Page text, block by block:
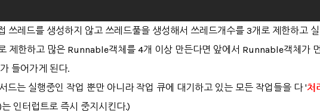
쓰레드를 생성하지 않고 쓰레드풀을 생성해서 쓰레드개수를 3개로 제한하고
제한하고 많은 Runnable객체를 4개 이상 만든다면 앞에서 Runnable객체가
들어가게 된다.
드는 실행중인 작업 뿐만 아니라 작업 큐에 대기하고 있는 모든 작업들을 다 '처
인터럽트로 즉시 중지시킨다.)